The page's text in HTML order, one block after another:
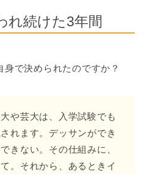
れ続けた3年間
で決められたのですか？
や芸大は、入学試験でも
れます。デッサンができ
きない。その仕組みに、
。それから、あるときイ